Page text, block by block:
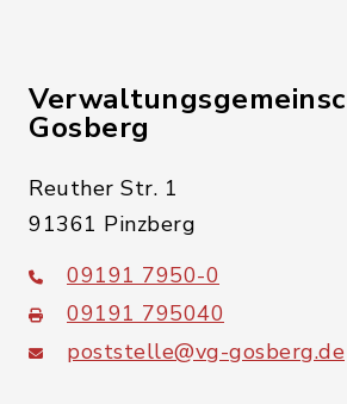
Gosberg
Reuther Str. 1
91361 Pinzberg
09191 7950-0
09191 795040
poststelle@vg-gosberg.de